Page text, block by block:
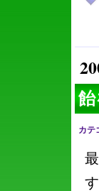
カテ